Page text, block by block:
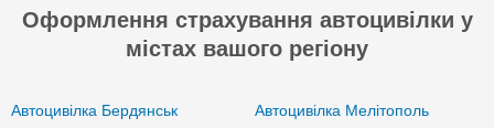
Оформлення страхування автоцивілки у
містах вашого регіону
Автоцивілка Бердянськ
Автоцивілка Мелітополь